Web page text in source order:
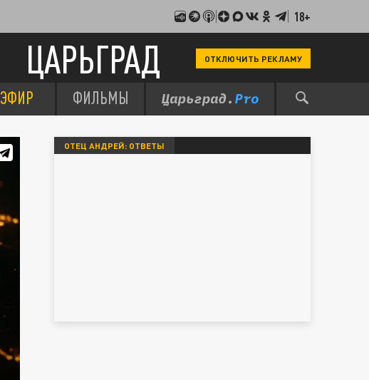
18+
ЦАРЬГРАД ОТКЛЮЧИТЬ РЕКЛАМУ
ЭФИР ФИЛЬМЫ
ОТЕЦ АНДРЕЙ: ОТВЕТЫ